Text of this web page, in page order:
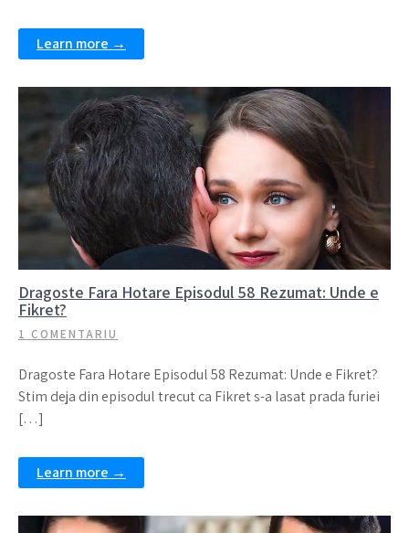
Learn more →
Dragoste Fara Hotare Episodul 58 Rezumat: Unde e
Fikret?
1 COMENTARIU
Dragoste Fara Hotare Episodul 58 Rezumat: Unde e Fikret?
Stim deja din episodul trecut ca Fikret s-a lasat prada furiei
[…]
Learn more →